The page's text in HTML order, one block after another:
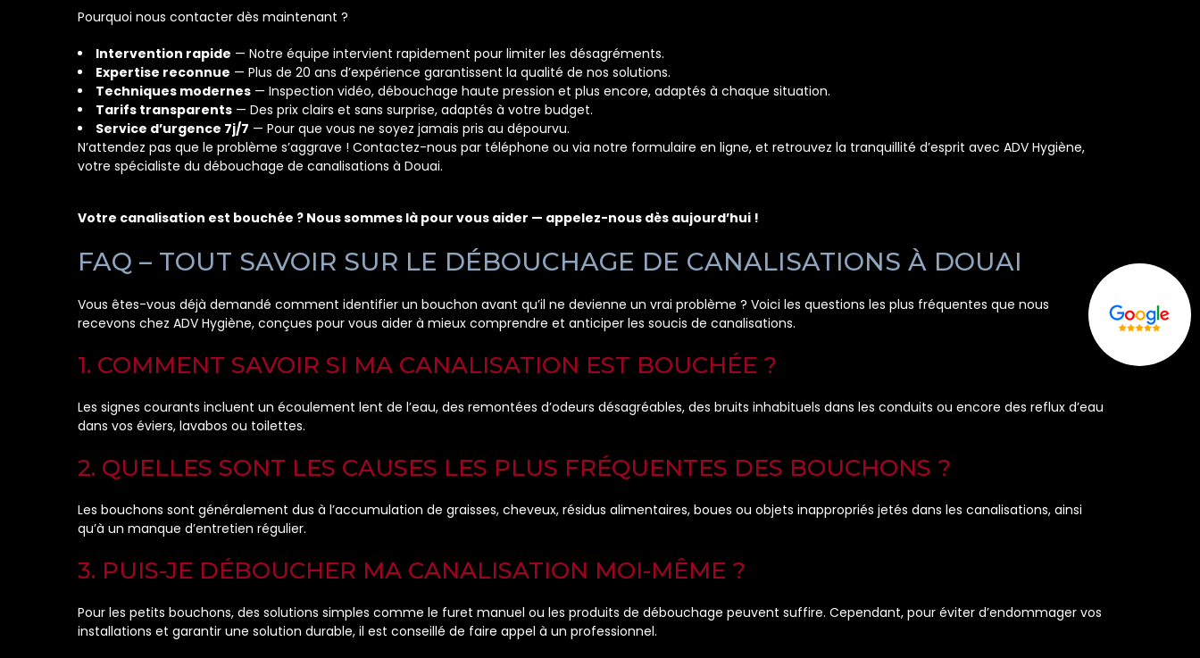
Pourquoi nous contacter dès maintenant ?
Intervention rapide — Notre équipe intervient rapidement pour limiter les désagréments.
Expertise reconnue — Plus de 20 ans d’expérience garantissent la qualité de nos solutions.
Techniques modernes — Inspection vidéo, débouchage haute pression et plus encore, adaptés à chaque situation.
Tarifs transparents — Des prix clairs et sans surprise, adaptés à votre budget.
Service d’urgence 7j/7 — Pour que vous ne soyez jamais pris au dépourvu.
N’attendez pas que le problème s’aggrave ! Contactez-nous par téléphone ou via notre formulaire en ligne, et retrouvez la tranquillité d’esprit avec ADV Hygiène,
votre spécialiste du débouchage de canalisations à Douai.
Votre canalisation est bouchée ? Nous sommes là pour vous aider — appelez-nous dès aujourd’hui !
FAQ – TOUT SAVOIR SUR LE DÉBOUCHAGE DE CANALISATIONS À DOUAI
Vous êtes-vous déjà demandé comment identifier un bouchon avant qu’il ne devienne un vrai problème ? Voici les questions les plus fréquentes que nous
recevons chez ADV Hygiène, conçues pour vous aider à mieux comprendre et anticiper les soucis de canalisations.
1. COMMENT SAVOIR SI MA CANALISATION EST BOUCHÉE ?
Les signes courants incluent un écoulement lent de l’eau, des remontées d’odeurs désagréables, des bruits inhabituels dans les conduits ou encore des reflux d’eau
dans vos éviers, lavabos ou toilettes.
2. QUELLES SONT LES CAUSES LES PLUS FRÉQUENTES DES BOUCHONS ?
Les bouchons sont généralement dus à l’accumulation de graisses, cheveux, résidus alimentaires, boues ou objets inappropriés jetés dans les canalisations, ainsi
qu’à un manque d’entretien régulier.
3. PUIS-JE DÉBOUCHER MA CANALISATION MOI-MÊME ?
Pour les petits bouchons, des solutions simples comme le furet manuel ou les produits de débouchage peuvent suffire. Cependant, pour éviter d’endommager vos
installations et garantir une solution durable, il est conseillé de faire appel à un professionnel.